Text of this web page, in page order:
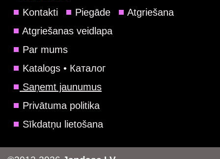
Kontakti Piegāde
Atgriešana
Atgriešanas veidlapa
Par mums
Katalogs • Каталог
Saņemt jaunumus
Privātuma politika
Sīkdatņu lietošana